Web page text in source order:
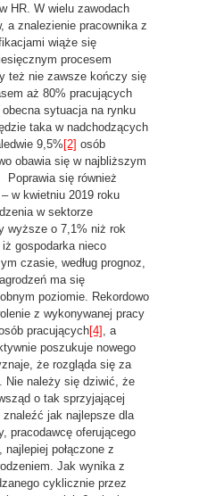
HR. W wielu zawodach
a znalezienie pracownika z
wiąże się
procesem
też nie zawsze kończy się
aż 80% pracujących
sytuacja na rynku
taka w nadchodzących
9,5%[2] osób
obawia się w najbliższym
się również
w kwietniu 2019 roku
w sektorze
wyższe o 7,1% niż rok
gospodarka nieco
czasie, według prognoz,
ma się
poziomie. Rekordowo
z wykonywanej pracy
pracujących[4] , a
poszukuje nowego
że rozgląda się za
Nie należy się dziwić, że
o tak sprzyjającej
jak najlepsze dla
pracodawcę oferującego
połączone z
Jak wynika z
cyklicznie przez